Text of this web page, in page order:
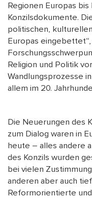
Regionen Europas
Konzilsdokumente.
politischen,
Europas
Religion und Politik
Wandlungsprozesse
allem im 20.
Die Neuerungen des
zum Dialog waren in
heute – alles andere
des Konzils wurden
bei vielen
anderen aber auch
Reformorientierte